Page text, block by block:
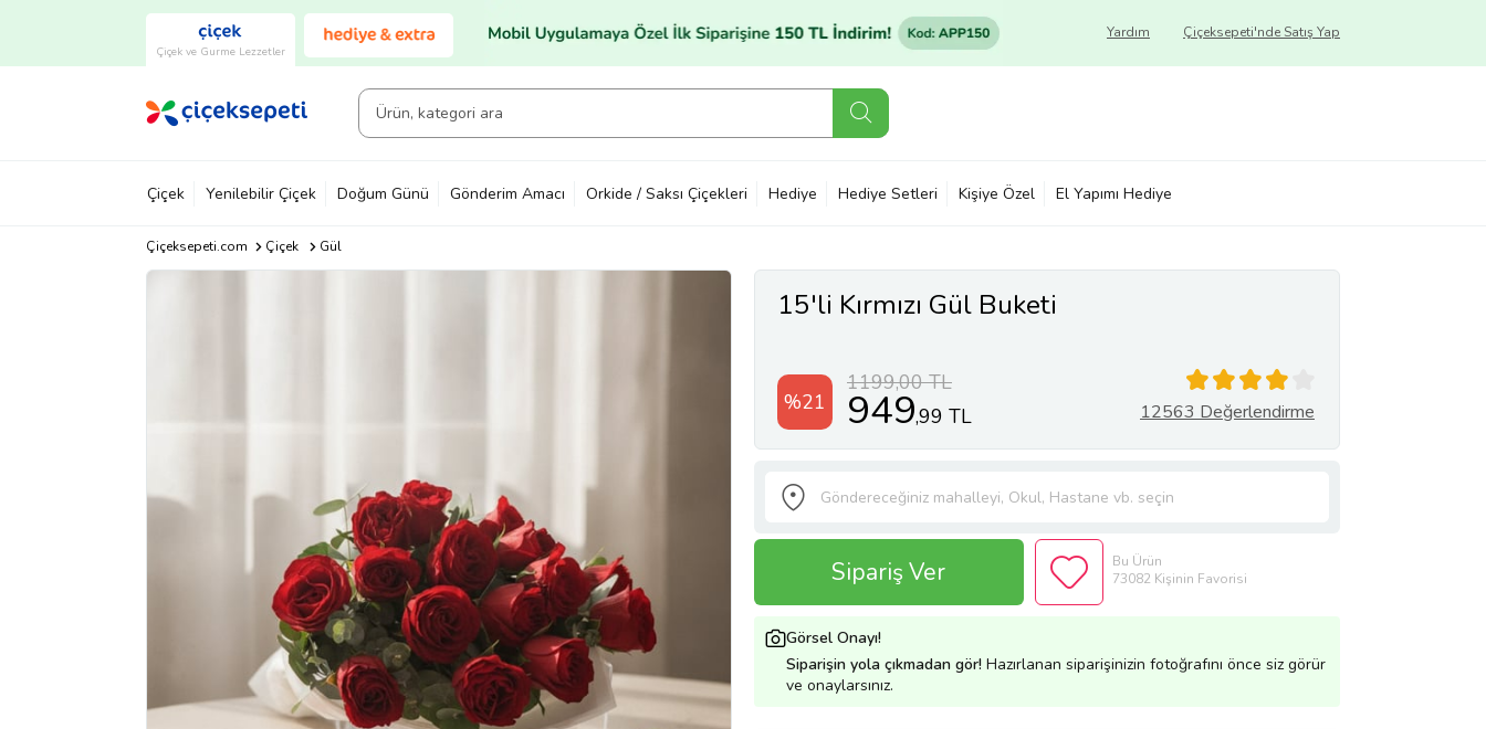
Çiçek ve Gurme Lezzetler
Çiçeksepeti'nde Satış Yap
Yardım
Çiçek Yenilebilir Çiçek Doğum Günü Gönderim Amacı Orkide / Saksı Çiçekleri Hediye Hediye Setleri Kişiye Özel El Yapımı Hediye
Çiçeksepeti.com Çiçek Gül
15'li Kırmızı Gül Buketi
%21
1199,00 TL
949,99 TL 12563 Değerlendirme
Sipariş Ver
Bu Ürün
73082 Kişinin Favorisi
Görsel Onayı!
Siparişin yola çıkmadan gör! Hazırlanan siparişinizin fotoğrafını önce siz görür
ve onaylarsınız.